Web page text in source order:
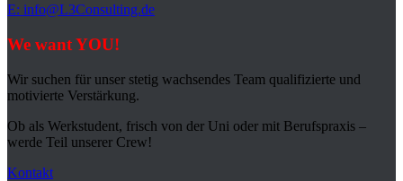
E: info@L3Consulting.de
We want YOU!
Wir suchen für unser stetig wachsendes Team qualifizierte und
motivierte Verstärkung.
Ob als Werkstudent, frisch von der Uni oder mit Berufspraxis –
werde Teil unserer Crew!
Kontakt